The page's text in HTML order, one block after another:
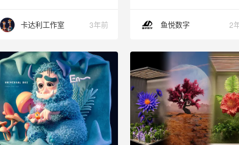
卡达利工作室 3年前 鱼悦数字 2